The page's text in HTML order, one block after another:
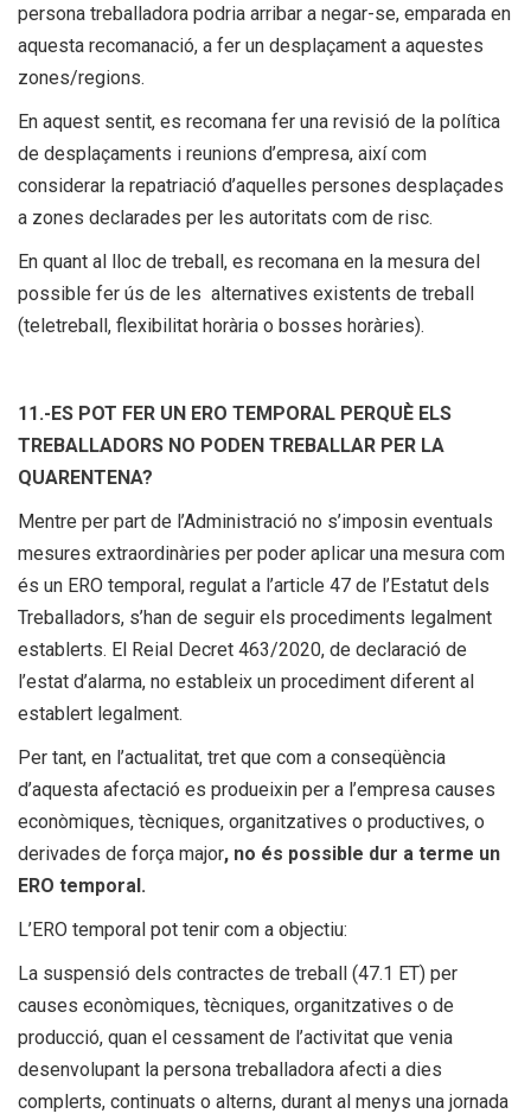
persona treballadora podria arribar a negar-se, emparada en
aquesta recomanació, a fer un desplaçament a aquestes
zones/regions.
En aquest sentit, es recomana fer una revisió de la política
de desplaçaments i reunions d’empresa, així com
considerar la repatriació d’aquelles persones desplaçades
a zones declarades per les autoritats com de risc.
En quant al lloc de treball, es recomana en la mesura del
possible fer ús de les alternatives existents de treball
(teletreball, flexibilitat horària o bosses horàries).
11.-ES POT FER UN ERO TEMPORAL PERQUÈ ELS
TREBALLADORS NO PODEN TREBALLAR PER LA
QUARENTENA?
Mentre per part de l’Administració no s’imposin eventuals
mesures extraordinàries per poder aplicar una mesura com
és un ERO temporal, regulat a l’article 47 de l’Estatut dels
Treballadors, s’han de seguir els procediments legalment
establerts. El Reial Decret 463/2020, de declaració de
l’estat d’alarma, no estableix un procediment diferent al
establert legalment.
Per tant, en l’actualitat, tret que com a conseqüència
d’aquesta afectació es produeixin per a l’empresa causes
econòmiques, tècniques, organitzatives o productives, o
derivades de força major, no és possible dur a terme un
ERO temporal.
L’ERO temporal pot tenir com a objectiu:
La suspensió dels contractes de treball (47.1 ET) per
causes econòmiques, tècniques, organitzatives o de
producció, quan el cessament de l’activitat que venia
desenvolupant la persona treballadora afecti a dies
complerts, continuats o alterns, durant al menys una jornada